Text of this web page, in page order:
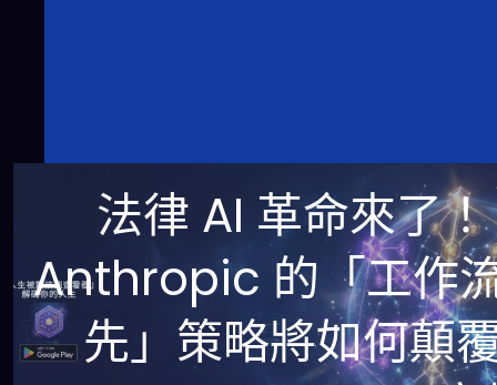
法律 AI 革命來了！
Anthropic 的「工作
先」策略將如何顛